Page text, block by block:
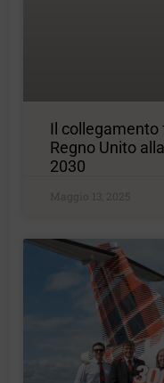
Il collegamento
Regno Unito
2030
Maggio 13, 2025